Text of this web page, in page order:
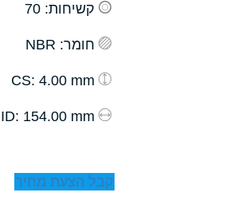
קשיחות: 70
חומר: NBR
: 4.00 mm
: 154.00 mm
קבל הצעת מחיר